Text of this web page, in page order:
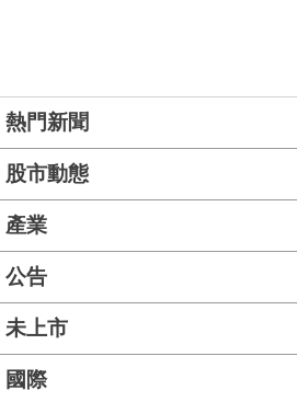
熱門新聞
股市動態
產業
公告
未上市
國際